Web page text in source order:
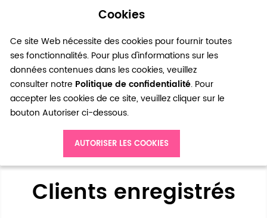
Cookies
Ce site Web nécessite des cookies pour fournir toutes
ses fonctionnalités. Pour plus d'informations sur les
données contenues dans les cookies, veuillez
consulter notre Politique de confidentialité. Pour
accepter les cookies de ce site, veuillez cliquer sur le
bouton Autoriser ci-dessous.
AUTORISER LES COOKIES
0
Accès client
Clients enregistrés